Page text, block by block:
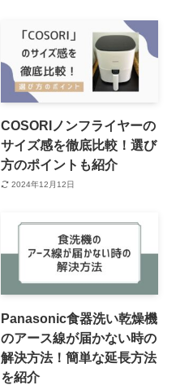
COSORIノンフライヤーの
サイズ感を徹底比較！選び
方のポイントも紹介
2024年12月12日
Panasonic食器洗い乾燥機
のアース線が届かない時の
解決方法！簡単な延長方法
を紹介